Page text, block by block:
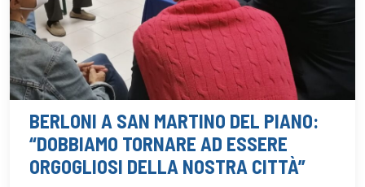
BERLONI A SAN MARTINO DEL PIANO:
“DOBBIAMO TORNARE AD ESSERE
ORGOGLIOSI DELLA NOSTRA CITTÀ”